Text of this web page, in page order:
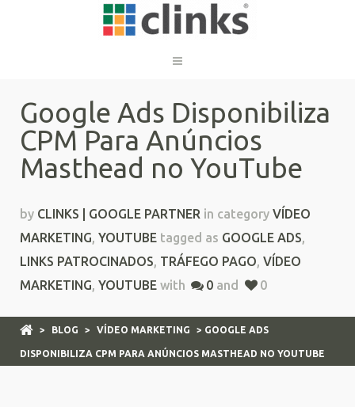
Google Ads Disponibiliza
CPM Para Anúncios
Masthead no YouTube
by CLINKS | GOOGLE PARTNER in category VÍDEO
MARKETING, YOUTUBE tagged as GOOGLE ADS,
LINKS PATROCINADOS, TRÁFEGO PAGO, VÍDEO
MARKETING, YOUTUBE with 0 and 0
> BLOG > VÍDEO MARKETING > GOOGLE ADS
DISPONIBILIZA CPM PARA ANÚNCIOS MASTHEAD NO YOUTUBE